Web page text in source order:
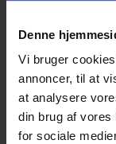
Denne
Vi bruger
annoncer, til at
at analysere
din brug af vores
for sociale